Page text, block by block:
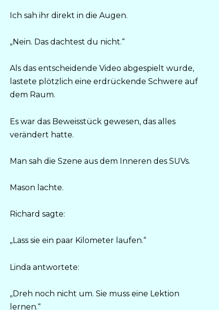
Ich sah ihr direkt in die Augen.
„Nein. Das dachtest du nicht.“
Als das entscheidende Video abgespielt wurde,
lastete plötzlich eine erdrückende Schwere auf
dem Raum.
Es war das Beweisstück gewesen, das alles
verändert hatte.
Man sah die Szene aus dem Inneren des SUVs.
Mason lachte.
Richard sagte:
„Lass sie ein paar Kilometer laufen.“
Linda antwortete:
„Dreh noch nicht um. Sie muss eine Lektion
lernen.“